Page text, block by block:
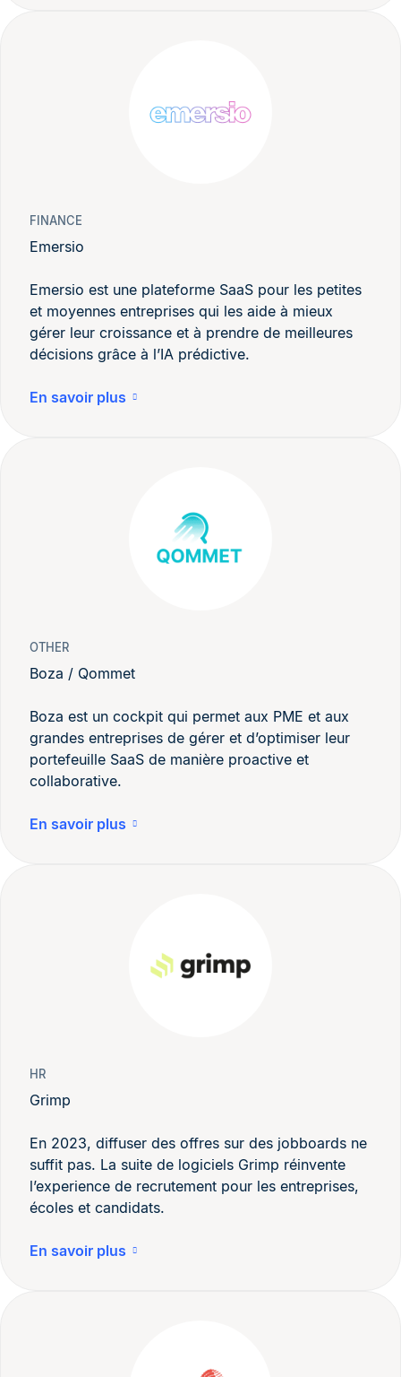
FINANCE
Emersio
Emersio est une plateforme SaaS pour les petites
et moyennes entreprises qui les aide à mieux
gérer leur croissance et à prendre de meilleures
décisions grâce à l’IA prédictive.
En savoir plus
OTHER
Boza / Qommet
Boza est un cockpit qui permet aux PME et aux
grandes entreprises de gérer et d’optimiser leur
portefeuille SaaS de manière proactive et
collaborative.
En savoir plus
HR
Grimp
En 2023, diffuser des offres sur des jobboards ne
suffit pas. La suite de logiciels Grimp réinvente
l’experience de recrutement pour les entreprises,
écoles et candidats.
En savoir plus